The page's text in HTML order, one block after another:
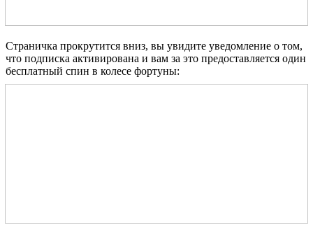
Страничка прокрутится вниз, вы увидите уведомление о том,
что подписка активирована и вам за это предоставляется один
бесплатный спин в колесе фортуны: